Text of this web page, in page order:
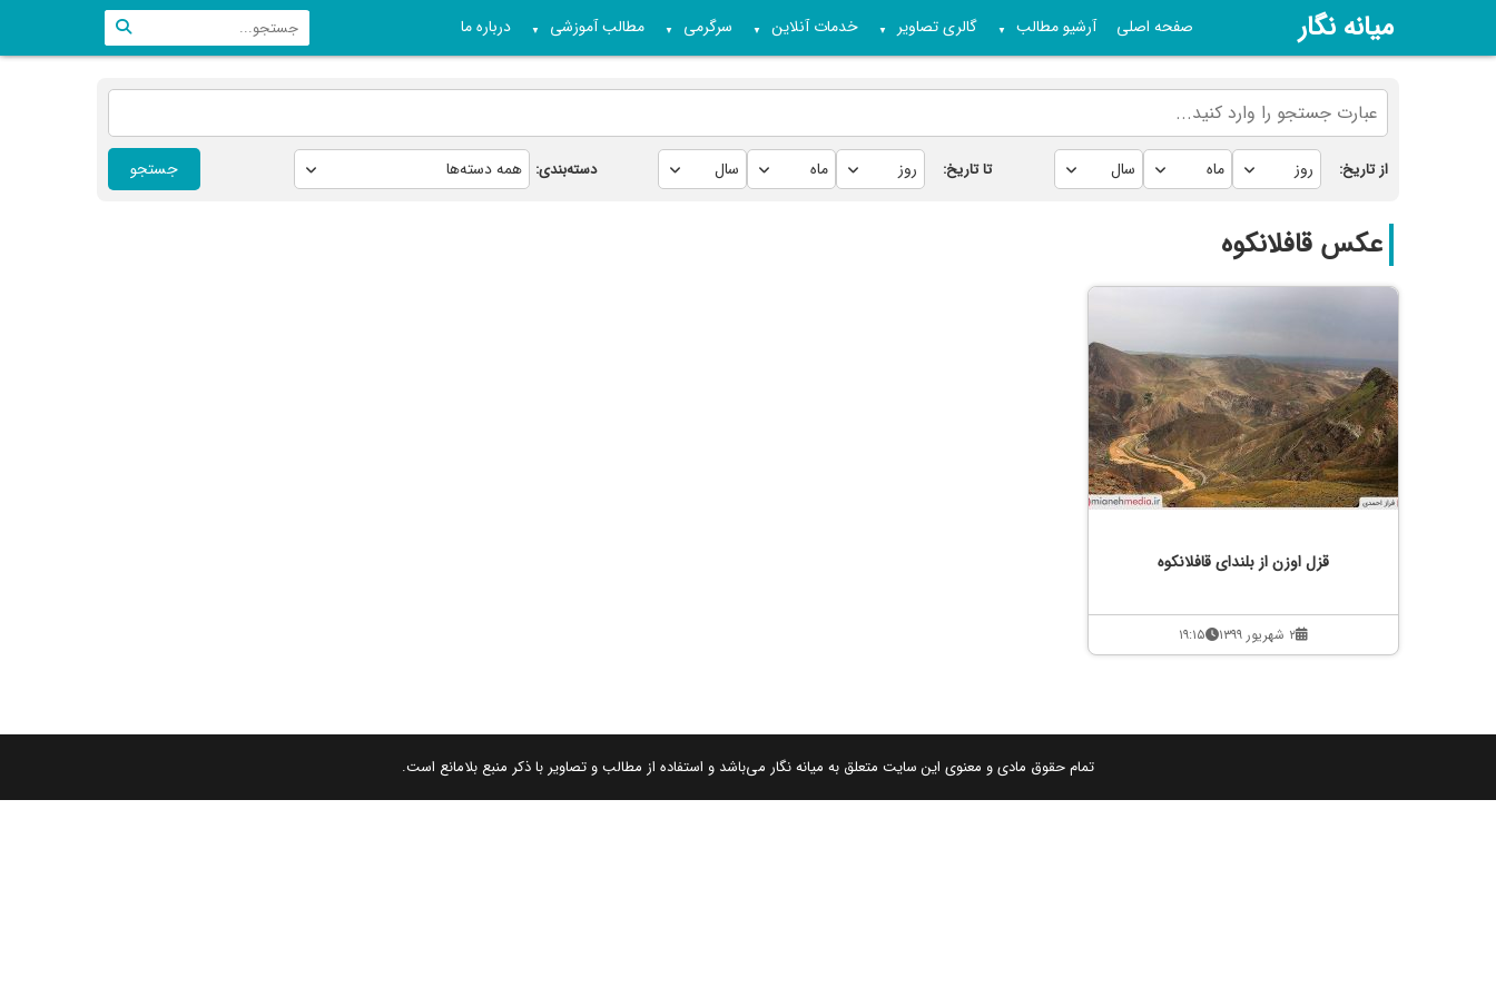
میانه نگار صفحه اصلی آرشیو مطالب ▼ گالری تصاویر ▼ خدمات آنلاین ▼ سرگرمی ▼ مطالب آموزشی ▼ درباره ما
از تاریخ: تا تاریخ: دسته‌بندی: جستجو
عکس قافلانکوه
قزل اوزن از بلندای قافلانکوه
۲ شهریور ۱۳۹۹ ۱۹:۱۵
تمام حقوق مادی و معنوی این سایت متعلق به میانه نگار می‌باشد و استفاده از مطالب و تصاویر با ذکر منبع بلامانع است.